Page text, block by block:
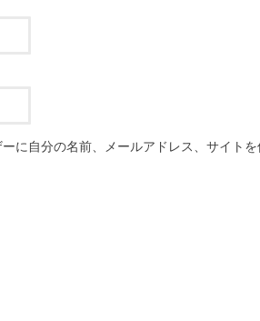
に自分の名前、メールアドレス、サイトを